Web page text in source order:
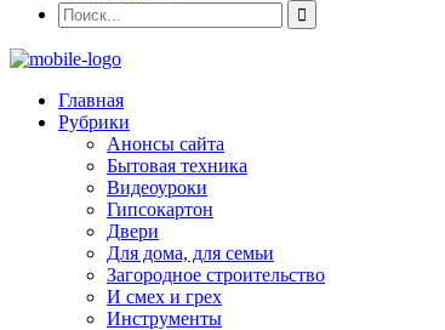
Главная
Рубрики
Анонсы сайта
Бытовая техника
Видеоуроки
Гипсокартон
Двери
Для дома, для семьи
Загородное строительство
И смех и грех
Инструменты